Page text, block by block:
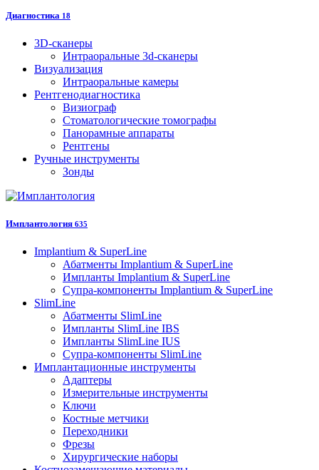
Диагностика 18
3D-сканеры
Интраоральные 3d-сканеры
Визуализация
Интраоральные камеры
Рентгенодиагностика
Визиограф
Стоматологические томографы
Панорамные аппараты
Рентгены
Ручные инструменты
Зонды
Имплантология 635
Implantium & SuperLine
Абатменты Implantium & SuperLine
Импланты Implantium & SuperLine
Супра-компоненты Implantium & SuperLine
SlimLine
Абатменты SlimLine
Импланты SlimLine IBS
Импланты SlimLine IUS
Супра-компоненты SlimLine
Имплантационные инструменты
Адаптеры
Измерительные инструменты
Ключи
Костные метчики
Переходники
Фрезы
Хирургические наборы